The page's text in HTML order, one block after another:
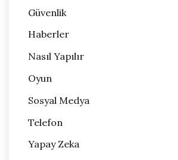
Güvenlik
Haberler
Nasıl Yapılır
Oyun
Sosyal Medya
Telefon
Yapay Zeka